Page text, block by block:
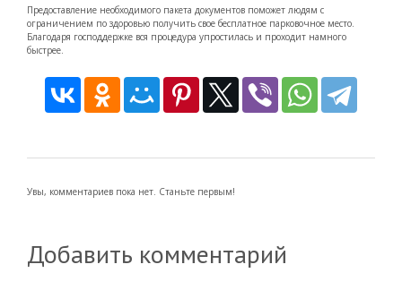
Предоставление необходимого пакета документов поможет людям с
ограничением по здоровью получить свое бесплатное парковочное место.
Благодаря господдержке вся процедура упростилась и проходит намного
быстрее.
Увы, комментариев пока нет. Станьте первым!
Добавить комментарий